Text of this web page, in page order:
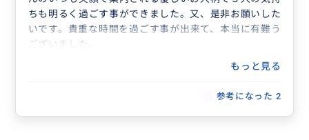
ただきます。
参加日（現地時間）から起算して 7日前まで 0%
4日前まで 30%
※ 当日のキャンセル、時間の変更がある場合は、必ず
ご連絡ください。
ちも明るく過ごす事ができました。又、是非お願いした
いです。貴重な時間を過ごす事が出来て、本当に有難う
ございました。
もっと見る
参考になった 2